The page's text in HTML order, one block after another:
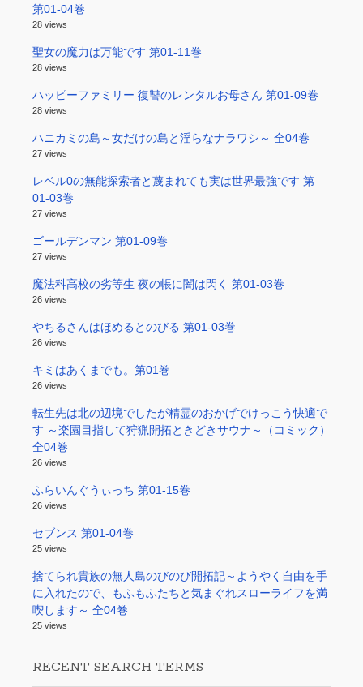
第01-04巻
28 views
聖女の魔力は万能です 第01-11巻
28 views
ハッピーファミリー 復讐のレンタルお母さん 第01-09巻
28 views
ハニカミの島～女だけの島と淫らなナラワシ～ 全04巻
27 views
レベル0の無能探索者と蔑まれても実は世界最強です 第
01-03巻
27 views
ゴールデンマン 第01-09巻
27 views
魔法科高校の劣等生 夜の帳に闇は閃く 第01-03巻
26 views
やちるさんはほめるとのびる 第01-03巻
26 views
キミはあくまでも。第01巻
26 views
転生先は北の辺境でしたが精霊のおかげでけっこう快適で
す ～楽園目指して狩猟開拓ときどきサウナ～（コミック）
全04巻
26 views
ふらいんぐうぃっち 第01-15巻
26 views
セブンス 第01-04巻
25 views
捨てられ貴族の無人島のびのび開拓記～ようやく自由を手
に入れたので、もふもふたちと気まぐれスローライフを満
喫します～ 全04巻
25 views
RECENT SEARCH TERMS